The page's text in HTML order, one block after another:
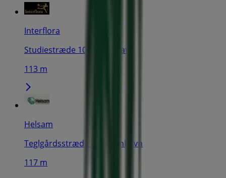
Interflora
Studiestræde 10, København
113 m
Helsam
Teglgårdsstræde 6, København
117 m